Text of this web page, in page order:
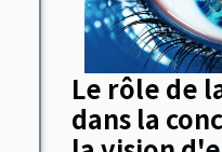
Le rôle de
dans la